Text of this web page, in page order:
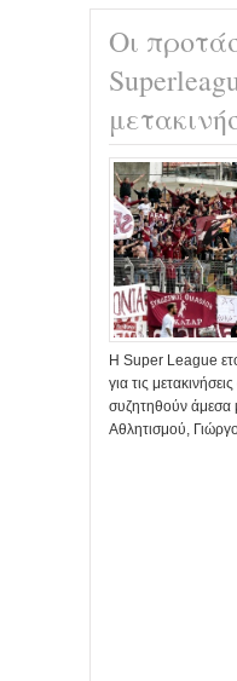
Οι
Η Super League
για τις
συζητηθούν
Αθλητισμού,